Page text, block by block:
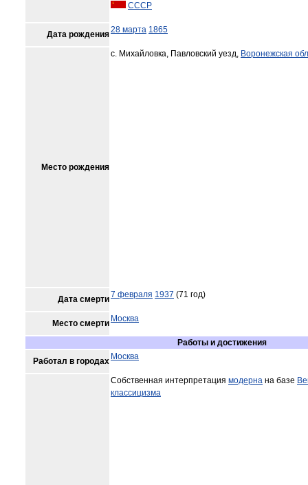
СССР
Дата рождения28 марта 1865
Место рождения
с. Михайловка, Павловский уезд, Воронежская
Дата смерти7 февраля 1937 (71 год)
Место смерти Москва
Работы и достижения
Работал в городах Москва
Собственная интерпретация модерна на базе
классицизма